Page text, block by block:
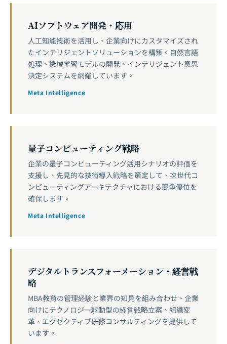
AIソフトウェア開発・応用
人工知能技術を活用し、企業向けにカスタマイズされ
たインテリジェントソリューションを構築。自然言語
処理、機械学習モデルの開発、インテリジェント意思
決定システムを網羅しています。
Meta Intelligence
量子コンピューティング戦略
企業の量子コンピューティング活用シナリオの評価を
支援し、先見的な技術導入戦略を策定して、次世代コ
ンピューティングアーキテクチャにおける競争優位を
確保します。
Meta Intelligence
デジタルトランスフォーメーション・経営戦
略
MBA教育の管理経験と業界の知見を組み合わせ、企業
向けにテクノロジー駆動型の経営戦略立案、組織変
革、エグゼクティブ研修コンサルティングを提供して
います。